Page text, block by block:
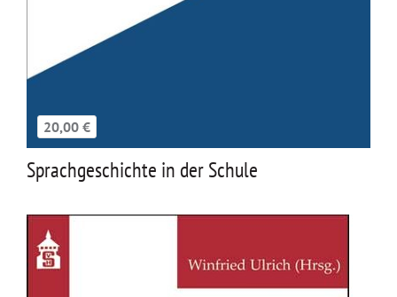
20,00 €
Sprachgeschichte in der Schule